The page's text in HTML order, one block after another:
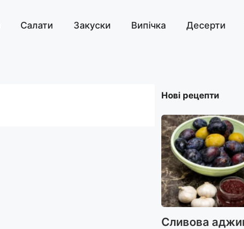
Салати Закуски Випічка Десерти
Нові рецепти
Сливова